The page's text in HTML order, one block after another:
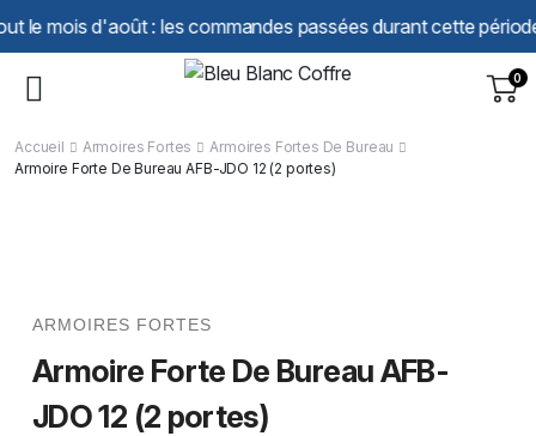
d'août : les commandes passées durant cette période
0
Accueil Armoires Fortes
Armoires Fortes De Bureau
Armoire Forte De Bureau AFB-JDO 12 (2 portes)
ARMOIRES FORTES
Armoire Forte De Bureau AFB-
JDO 12 (2 portes)
Panneau de gestion des cookies